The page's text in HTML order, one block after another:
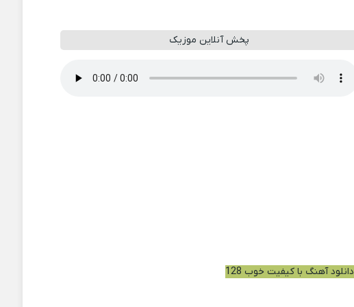
پخش آنلاین موزیک
دانلود آهنگ با کیفیت خوب 128